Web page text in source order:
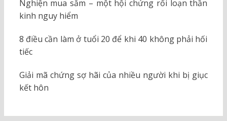
Nghiện mua sắm – một hội chứng rối loạn thần
kinh nguy hiểm
8 điều cần làm ở tuổi 20 để khi 40 không phải hối
tiếc
Giải mã chứng sợ hãi của nhiều người khi bị giục
kết hôn